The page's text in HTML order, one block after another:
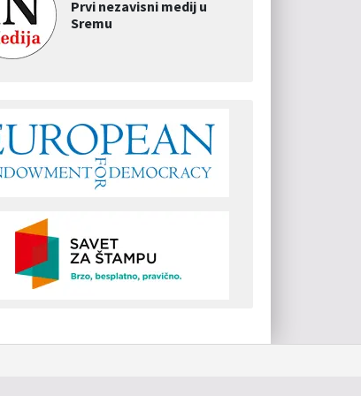
Prvi nezavisni medij u
Sremu